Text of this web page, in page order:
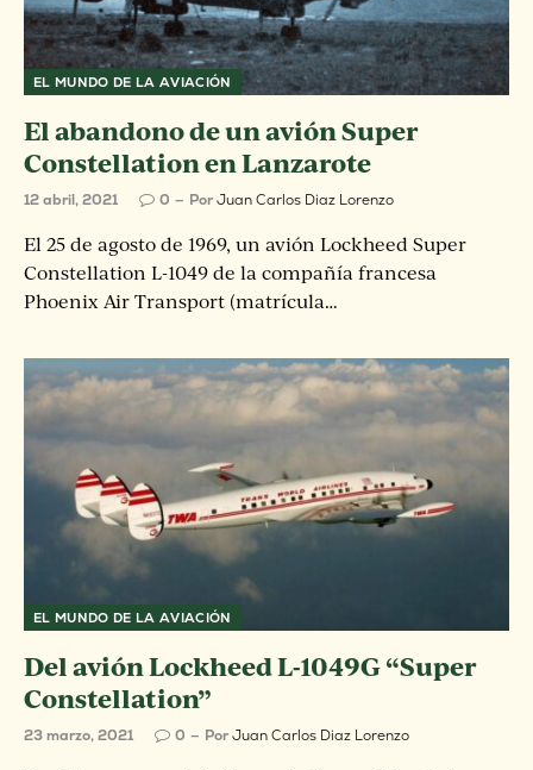
EL MUNDO DE LA AVIACIÓN
El abandono de un avión Super
Constellation en Lanzarote
12 abril, 2021 0 PorJuan Carlos Diaz Lorenzo
El 25 de agosto de 1969, un avión Lockheed Super
Constellation L-1049 de la compañía francesa
Phoenix Air Transport (matrícula…
EL MUNDO DE LA AVIACIÓN
Del avión Lockheed L-1049G “Super
Constellation”
23 marzo, 2021 0 PorJuan Carlos Diaz Lorenzo